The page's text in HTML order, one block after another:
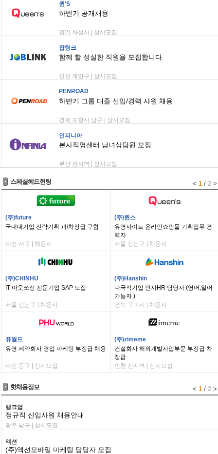
퀸'S
하반기 공개채용
경기 화성시 | 상시모집
잡링크
함께 할 성실한 직원을 모집합니다.
인천 계양구 | 상시모집
PENROAD
하반기 그룹 대졸 신입/경력 사원 채용
경북 포항시 남구 | 상시모집
인피니아
본사직영센터 남녀상담원 모집
부산 전지역 | 상시모집
스페셜헤드헌팅 < 1 / 2 >
(주)future
국내대기업 전략기획 과/차장급 구함
대전 서구 | 채용시
(주)퀸스
유명사이트 온라인쇼핑몰 기획업무 경
력자
서울 강남구 | 채용시
(주)CHINHU
IT 아웃쏘싱 전문기업 SAP 모집
서울 강남구 | 채용시
(주)Hanshin
다국적기업 인사HR 담당자 (영어,일어
가능자 )
경북 구미시 | 채용시
퓨월드
유명 제약회사 영업 마케팅 부장급 채용
대전 동구 | 상시모집
(주)zimeme
건설회사 해외개발사업부문 부장급 차
장급
인천 전지역 | 상시모집
핫채용정보 < 1 / 2 >
랭크업
정규직 신입사원 채용안내
광주 남구 | 상시모집
액션
(주)액션모바일 마케팅 담당자 모집